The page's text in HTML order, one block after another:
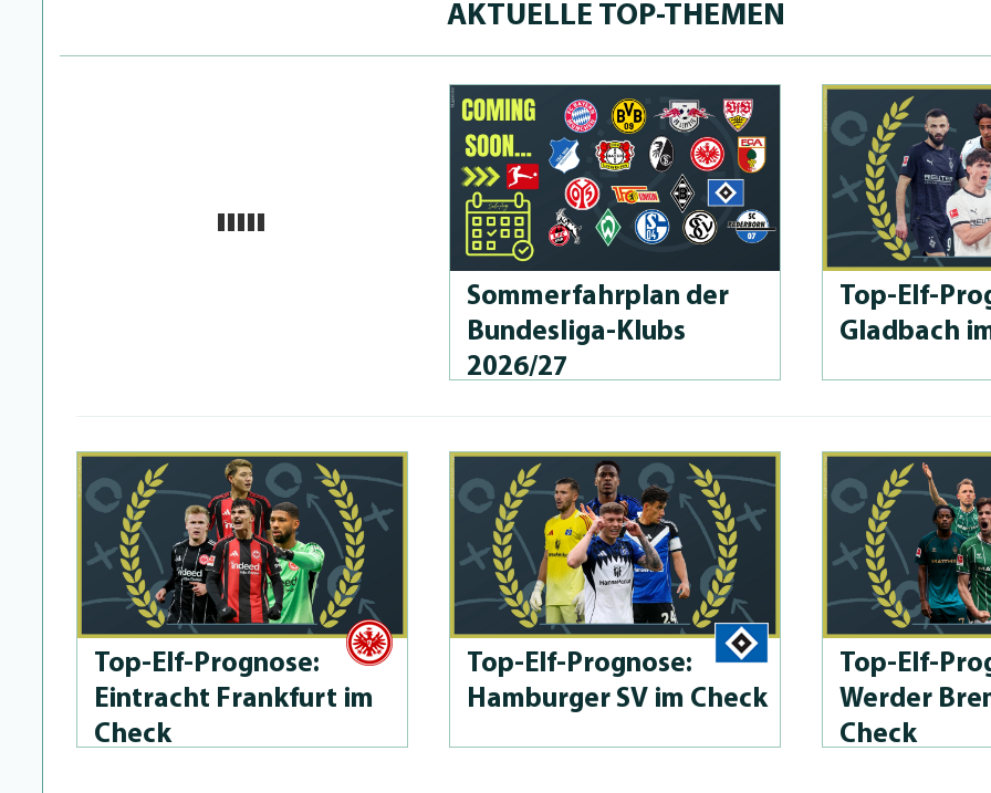
AKTUELLE TOP-THEMEN
Som­merfahrplan der
Bun­des­li­ga-Klubs
2026/27
Top-Elf-
Gladbach
Top-Elf-Prog­no­se:
Eintracht Frankfurt im
Check
Top-Elf-Prog­no­se:
Hamburger SV im Check
Top-Elf-
Werder
Check